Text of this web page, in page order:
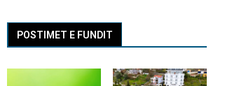
POSTIMET E FUNDIT